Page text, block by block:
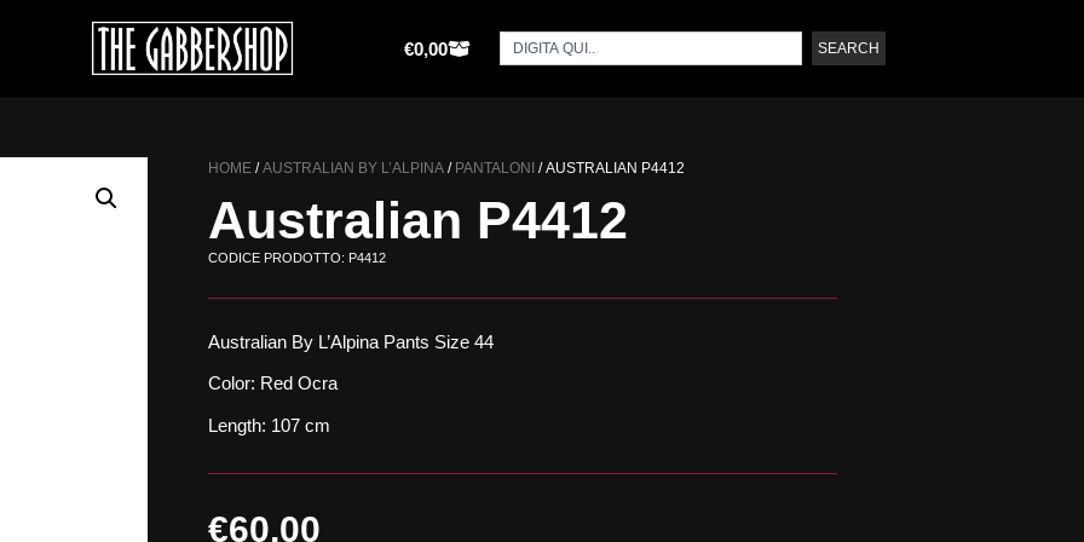
€0,00 SEARCH
HOME /AUSTRALIAN BY L’ALPINA / PANTALONI / AUSTRALIAN P4412
Australian P4412
CODICE PRODOTTO: P4412
Australian By L’Alpina Pants Size 44
Color: Red Ocra
Length: 107 cm
€60,00